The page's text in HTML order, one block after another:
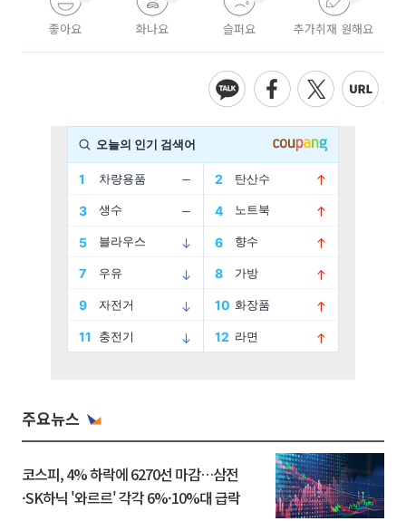
좋아요 화나요 슬퍼요 추가취재 원해요
주요뉴스
코스피, 4% 하락에 6270선 마감…삼전
·SK하닉 '와르르' 각각 6%·10%대 급락